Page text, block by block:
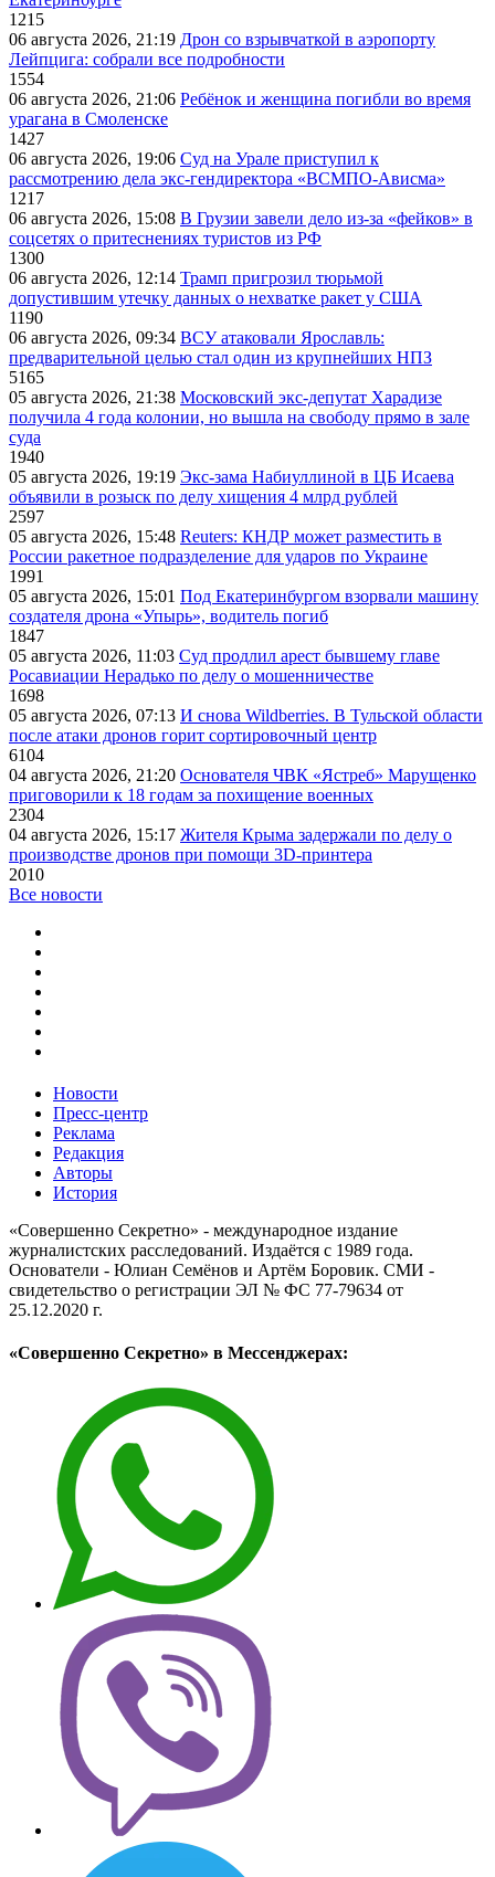
1215
06 августа 2026, 21:19 Дрон со взрывчаткой в аэропорту
Лейпцига: собрали все подробности
1554
06 августа 2026, 21:06 Ребёнок и женщина погибли во время
урагана в Смоленске
1427
06 августа 2026, 19:06 Суд на Урале приступил к
рассмотрению дела экс-гендиректора «ВСМПО-Ависма»
1217
06 августа 2026, 15:08 В Грузии завели дело из-за «фейков» в
соцсетях о притеснениях туристов из РФ
1300
06 августа 2026, 12:14 Трамп пригрозил тюрьмой
допустившим утечку данных о нехватке ракет у США
1190
06 августа 2026, 09:34 ВСУ атаковали Ярославль:
предварительной целью стал один из крупнейших НПЗ
5165
05 августа 2026, 21:38 Московский экс-депутат Харадизе
получила 4 года колонии, но вышла на свободу прямо в зале
суда
1940
05 августа 2026, 19:19 Экс-зама Набиуллиной в ЦБ Исаева
объявили в розыск по делу хищения 4 млрд рублей
2597
05 августа 2026, 15:48 Reuters: КНДР может разместить в
России ракетное подразделение для ударов по Украине
1991
05 августа 2026, 15:01 Под Екатеринбургом взорвали машину
создателя дрона «Упырь», водитель погиб
1847
05 августа 2026, 11:03 Суд продлил арест бывшему главе
Росавиации Нерадько по делу о мошенничестве
1698
05 августа 2026, 07:13 И снова Wildberries. В Тульской области
после атаки дронов горит сортировочный центр
6104
04 августа 2026, 21:20 Основателя ЧВК «Ястреб» Марущенко
приговорили к 18 годам за похищение военных
2304
04 августа 2026, 15:17 Жителя Крыма задержали по делу о
производстве дронов при помощи 3D‑принтера
2010
Все новости
Новости
Пресс-центр
Реклама
Редакция
Авторы
История
«Совершенно Секретно» - международное издание
журналистских расследований. Издаётся с 1989 года.
Основатели - Юлиан Семёнов и Артём Боровик. CМИ -
свидетельство о регистрации ЭЛ № ФС 77-79634 от
25.12.2020 г.
«Совершенно Секретно» в Мессенджерах: